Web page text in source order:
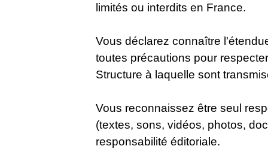
limités ou interdits en France.
Vous déclarez connaître
toutes précautions pour
Structure à laquelle sont
Vous reconnaissez être seul
(textes, sons, vidéos, photos,
responsabilité éditoriale.